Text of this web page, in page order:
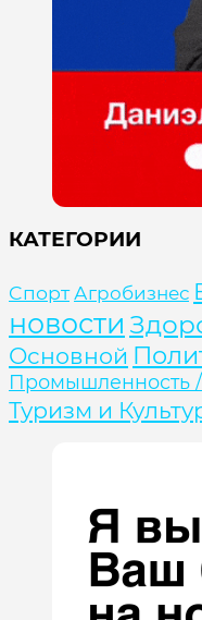
КАТЕГОРИИ
Cпорт Агробизнес
новости
Основной
Промышленность /
Туризм и